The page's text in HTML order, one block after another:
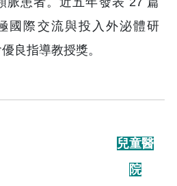
國際交流與投入外泌體研
良指導教授獎。
兒童醫
院